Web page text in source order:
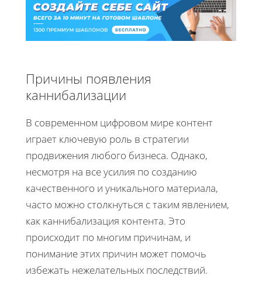
Причины появления
каннибализации
В современном цифровом мире контент
играет ключевую роль в стратегии
продвижения любого бизнеса. Однако,
несмотря на все усилия по созданию
качественного и уникального материала,
часто можно столкнуться с таким явлением,
как каннибализация контента. Это
происходит по многим причинам, и
понимание этих причин может помочь
избежать нежелательных последствий.